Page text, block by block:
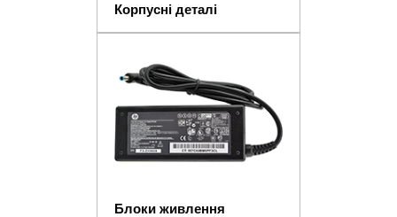
Корпусні деталі
Блоки живлення